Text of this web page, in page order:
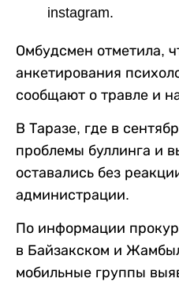
instagram.
Омбудсмен отметила,
анкетирования
сообщают о травле и
В Таразе, где в
проблемы буллинга и
оставались без
администрации.
По информации
в Байзакском и
мобильные группы